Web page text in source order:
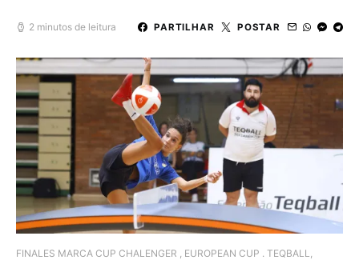
2 minutos de leitura PARTILHAR POSTAR
FINALES MARCA CUP CHALENGER , EUROPEAN CUP . TEQBALL,